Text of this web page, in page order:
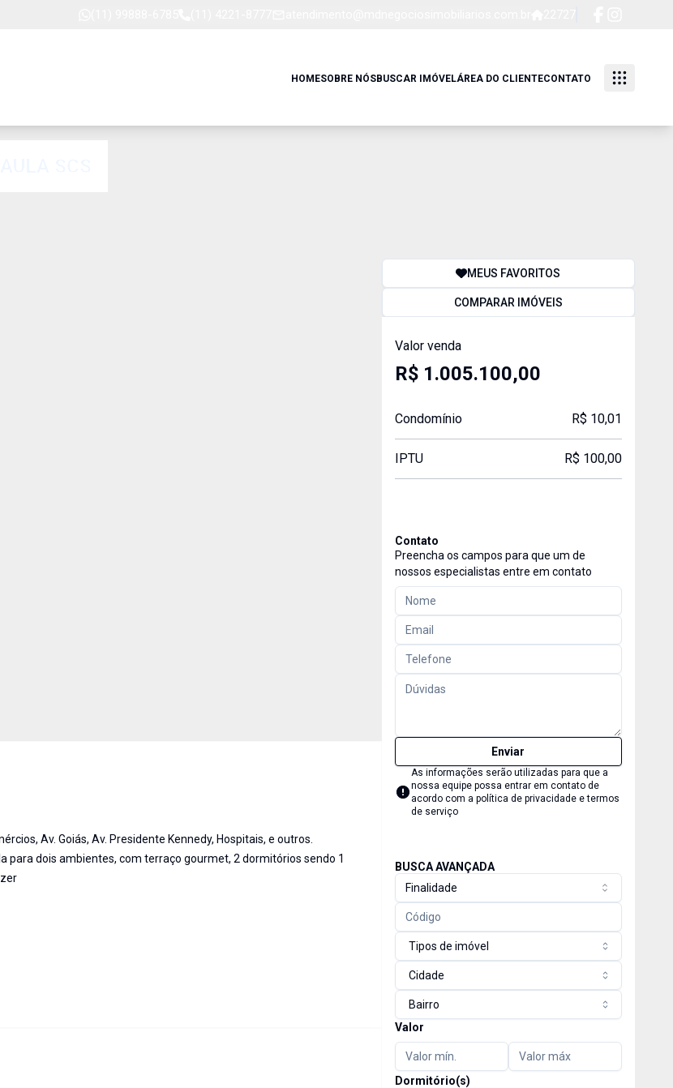
HOMESOBRE NÓSBUSCAR IMÓVELÁREA DO CLIENTECONTATO
Av. Goiás, Av. Presidente Kennedy, Hospitais, e outros.
dois ambientes, com terraço gourmet, 2 dormitórios sendo 1
MEUS FAVORITOS
COMPARAR IMÓVEIS
Valor venda
R$ 1.005.100,00
Condomínio R$ 10,01
IPTU R$ 100,00
Contato
Preencha os campos para que um de
nossos especialistas entre em contato
Enviar
As informações serão utilizadas para que a
nossa equipe possa entrar em contato de
acordo com a política de privacidade e termos
de serviço
BUSCA AVANÇADA
Finalidade
Tipos de imóvel
Cidade
Bairro
Valor
Dormitório(s)